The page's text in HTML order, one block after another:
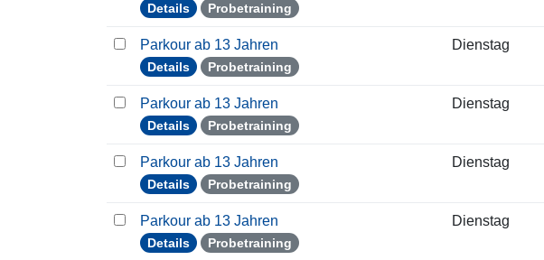
Details Probetraining
Parkour ab 13 Jahren
Details Probetraining
Dienstag
Parkour ab 13 Jahren
Details Probetraining
Dienstag
Parkour ab 13 Jahren
Details Probetraining
Dienstag
Parkour ab 13 Jahren
Details Probetraining
Dienstag